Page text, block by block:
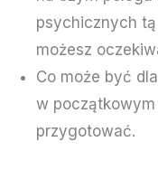
psychicznych
możesz
Co może być
w
przygotować.